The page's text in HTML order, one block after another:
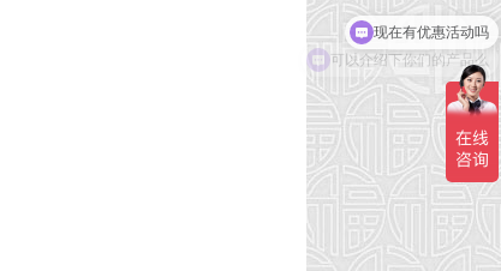
可以介绍下你们的产品么